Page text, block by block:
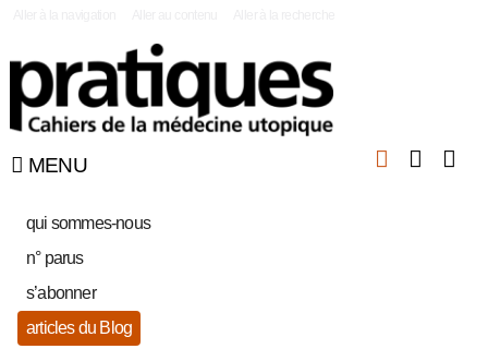
MENU
qui sommes-nous
n° parus
s’abonner
articles du Blog